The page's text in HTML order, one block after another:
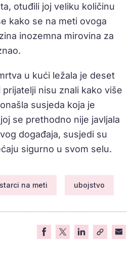
otuđili joj veliku količinu
kako se na meti ovoga
inozemna mirovina za
u kući ležala je deset
nisu znali kako više
susjeda koja je
se prethodno nije javljala
događaja, susjedi su
sigurno u svom selu.
starci na meti ubojstvo